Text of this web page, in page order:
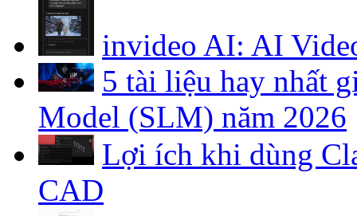
invideo AI: AI
5 tài liệu hay nhất
Model (SLM) năm 2026
Lợi ích khi dùng
CAD